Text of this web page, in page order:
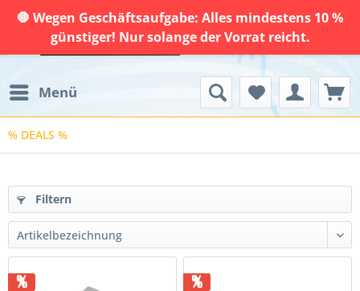
🛑 Wegen Geschäftsaufgabe: Alles mindestens 10 %
günstiger! Nur solange der Vorrat reicht.
Menü
% DEALS %
Filtern
% %